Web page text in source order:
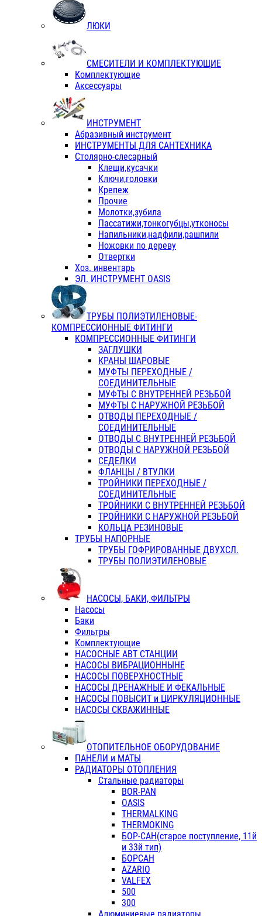
ЛЮКИ
СМЕСИТЕЛИ И КОМПЛЕКТУЮЩИЕ
Комплектующие
Аксессуары
ИНСТРУМЕНТ
Абразивный инструмент
ИНСТРУМЕНТЫ ДЛЯ САНТЕХНИКА
Столярно-слесарный
Клещи,кусачки
Ключи,головки
Крепеж
Прочие
Молотки,зубила
Пассатижи,тонкогубцы,утконосы
Напильники,надфили,рашпили
Ножовки по дереву
Отвертки
Хоз. инвентарь
ЭЛ. ИНСТРУМЕНТ OASIS
ТРУБЫ ПОЛИЭТИЛЕНОВЫЕ-
КОМПРЕССИОННЫЕ ФИТИНГИ
КОМПРЕССИОННЫЕ ФИТИНГИ
ЗАГЛУШКИ
КРАНЫ ШАРОВЫЕ
МУФТЫ ПЕРЕХОДНЫЕ /
СОЕДИНИТЕЛЬНЫЕ
МУФТЫ С ВНУТРЕННЕЙ РЕЗЬБОЙ
МУФТЫ С НАРУЖНОЙ РЕЗЬБОЙ
ОТВОДЫ ПЕРЕХОДНЫЕ /
СОЕДИНИТЕЛЬНЫЕ
ОТВОДЫ С ВНУТРЕННЕЙ РЕЗЬБОЙ
ОТВОДЫ С НАРУЖНОЙ РЕЗЬБОЙ
СЕДЕЛКИ
ФЛАНЦЫ / ВТУЛКИ
ТРОЙНИКИ ПЕРЕХОДНЫЕ /
СОЕДИНИТЕЛЬНЫЕ
ТРОЙНИКИ С ВНУТРЕННЕЙ РЕЗЬБОЙ
ТРОЙНИКИ С НАРУЖНОЙ РЕЗЬБОЙ
КОЛЬЦА РЕЗИНОВЫЕ
ТРУБЫ НАПОРНЫЕ
ТРУБЫ ГОФРИРОВАННЫЕ ДВУХСЛ.
ТРУБЫ ПОЛИЭТИЛЕНОВЫЕ
НАСОСЫ, БАКИ, ФИЛЬТРЫ
Насосы
Баки
Фильтры
Комплектующие
НАСОСНЫЕ АВТ СТАНЦИИ
НАСОСЫ ВИБРАЦИОННЫНЕ
НАСОСЫ ПОВЕРХНОСТНЫЕ
НАСОСЫ ДРЕНАЖНЫЕ И ФЕКАЛЬНЫЕ
НАСОСЫ ПОВЫСИТ и ЦИРКУЛЯЦИОННЫЕ
НАСОСЫ СКВАЖИННЫЕ
ОТОПИТЕЛЬНОЕ ОБОРУДОВАНИЕ
ПАНЕЛИ и МАТЫ
РАДИАТОРЫ ОТОПЛЕНИЯ
Стальные радиаторы
BOR-PAN
OASIS
THERMALKING
THERMOKING
БОР-САН(старое поступление, 11й
и 33й тип)
БОРСАН
AZARIO
VALFEX
500
300